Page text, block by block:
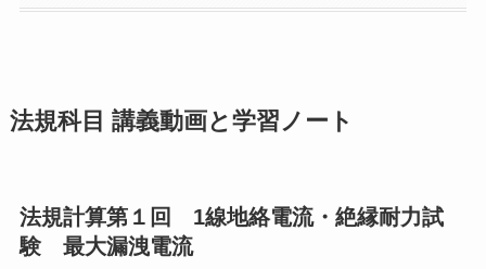
法規科目 講義動画と学習ノート
法規計算第１回 1線地絡電流・絶縁耐力試
験 最大漏洩電流